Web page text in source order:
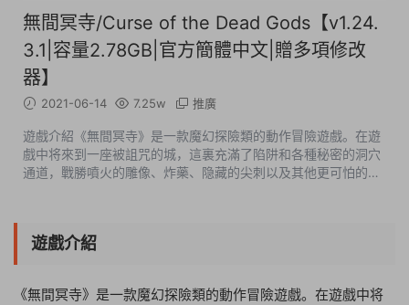
無間冥寺/Curse of the Dead Gods【v1.24.
3.1|容量2.78GB|官方簡體中文|贈多項修改
器】
2021-06-14 7.25w 推廣
遊戲介紹《無間冥寺》是一款魔幻探險類的動作冒險遊戲。在遊
戲中将來到一座被詛咒的城，這裏充滿了陷阱和各種秘密的洞穴
通道，戰勝噴火的雕像、炸藥、隐藏的尖刺以及其他更可怕的存
遊戲介紹
《無間冥寺》是一款魔幻探險類的動作冒險遊戲。在遊戲中将